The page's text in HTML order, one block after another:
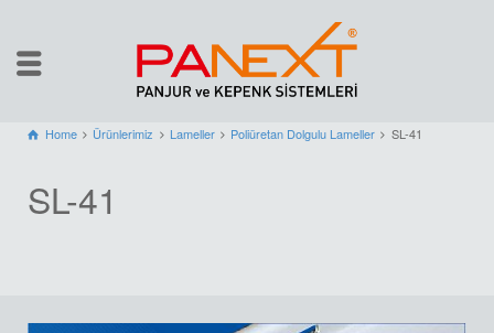
Home Ürünlerimiz Lameller Poliüretan Dolgulu Lameller SL-41
SL-41